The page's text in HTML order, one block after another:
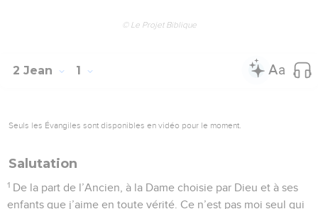
© Le Projet Biblique
2 Jean 1
Seuls les Évangiles sont disponibles en vidéo pour le moment.
Salutation
1 De la part de l’Ancien, à la Dame choisie par Dieu et à ses
enfants que j’aime en toute vérité. Ce n’est pas moi seul qui